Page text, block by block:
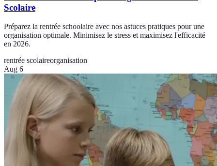
Scolaire
Préparez la rentrée schoolaire avec nos astuces pratiques pour une
organisation optimale. Minimisez le stress et maximisez l'efficacité
en 2026.
rentrée scolaireorganisation
Aug 6